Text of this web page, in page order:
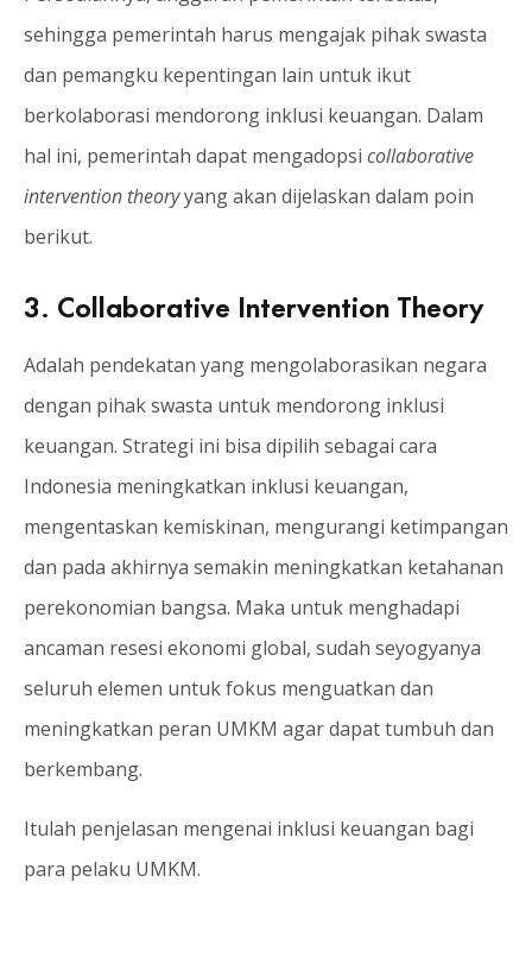
sehingga pemerintah harus mengajak pihak swasta
dan pemangku kepentingan lain untuk ikut
berkolaborasi mendorong inklusi keuangan. Dalam
hal ini, pemerintah dapat mengadopsi collaborative
intervention theoryyang akan dijelaskan dalam poin
berikut.
3. Collaborative Intervention Theory
Adalah pendekatan yang mengolaborasikan negara
dengan pihak swasta untuk mendorong inklusi
keuangan. Strategi ini bisa dipilih sebagai cara
Indonesia meningkatkan inklusi keuangan,
mengentaskan kemiskinan, mengurangi ketimpangan
dan pada akhirnya semakin meningkatkan ketahanan
perekonomian bangsa. Maka untuk menghadapi
ancaman resesi ekonomi global, sudah seyogyanya
seluruh elemen untuk fokus menguatkan dan
meningkatkan peran UMKM agar dapat tumbuh dan
berkembang.
Itulah penjelasan mengenai inklusi keuangan bagi
para pelaku UMKM.